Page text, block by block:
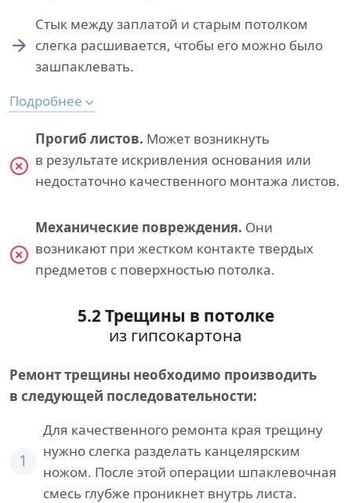
Стык между заплатой и старым потолком
слегка расшивается, чтобы его можно было
зашпаклевать.
Подробнее
Прогиб листов. Может возникнуть
в результате искривления основания или
недостаточно качественного монтажа листов.
Механические повреждения. Они
возникают при жестком контакте твердых
предметов с поверхностью потолка.
5.2 Трещины в потолке
из гипсокартона
Ремонт трещины необходимо производить
в следующей последовательности:
1
Для качественного ремонта края трещину
нужно слегка разделать канцелярским
ножом. После этой операции шпаклевочная
смесь глубже проникнет внутрь листа.